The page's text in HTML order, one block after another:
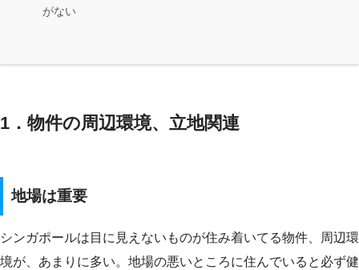
がない
1．物件の周辺環境、立地関連
地場は重要
シンガポールは目に見えないものが住み着いてる物件、周辺環
境が、あまりに多い。地場の悪いところに住んでいると必ず健